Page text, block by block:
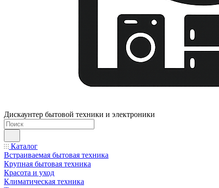
Дискаунтер бытовой техники и электроники
Каталог
Встраиваемая бытовая техника
Крупная бытовая техника
Красота и уход
Климатическая техника